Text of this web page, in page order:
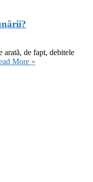
arată, de fapt, debitele
More »